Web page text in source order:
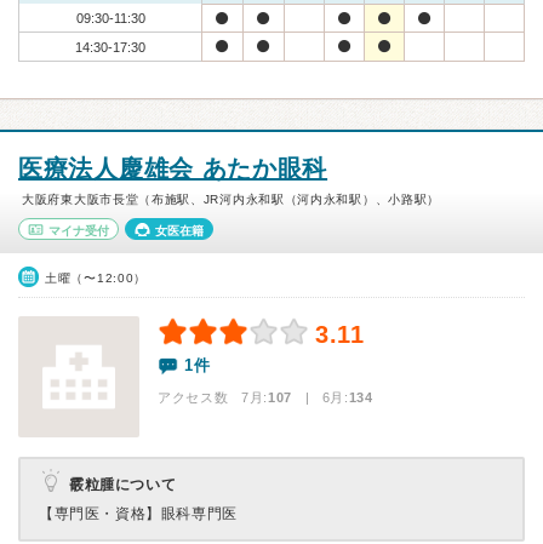
09:30-11:30
14:30-17:30
医療法人慶雄会 あたか眼科
大阪府東大阪市長堂（布施駅、JR河内永和駅（河内永和駅）、小路駅）
マイナ受付 女医在籍
土曜（〜12:00）
3.11
1件
アクセス数 7月:107 | 6月:134
霰粒腫について
【専門医・資格】 眼科専門医